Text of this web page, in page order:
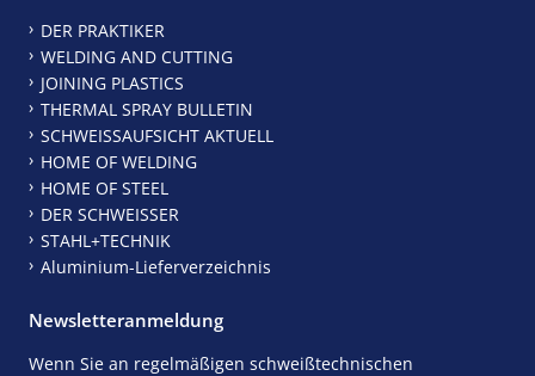
DER PRAKTIKER
WELDING AND CUTTING
JOINING PLASTICS
THERMAL SPRAY BULLETIN
SCHWEISSAUFSICHT AKTUELL
HOME OF WELDING
HOME OF STEEL
DER SCHWEISSER
STAHL+TECHNIK
Aluminium-Lieferverzeichnis
Newsletteranmeldung
Wenn Sie an regelmäßigen schweißtechnischen